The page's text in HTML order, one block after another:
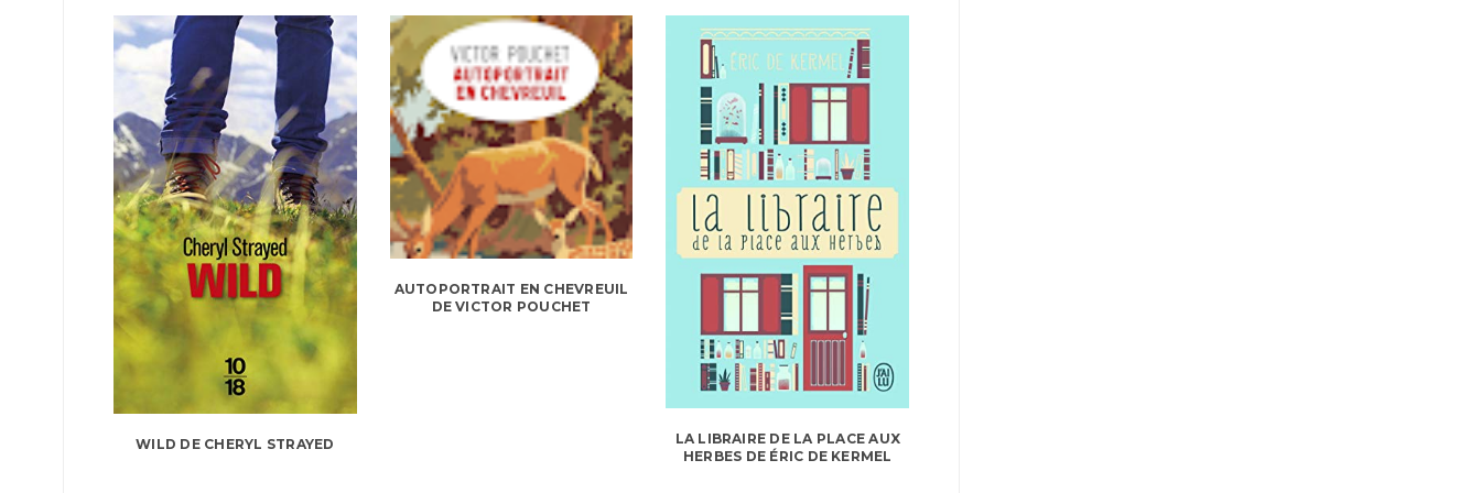
WILD DE CHERYL STRAYED
AUTOPORTRAIT EN CHEVREUIL
DE VICTOR POUCHET
LA LIBRAIRE DE LA PLACE AUX
HERBES DE ÉRIC DE KERMEL